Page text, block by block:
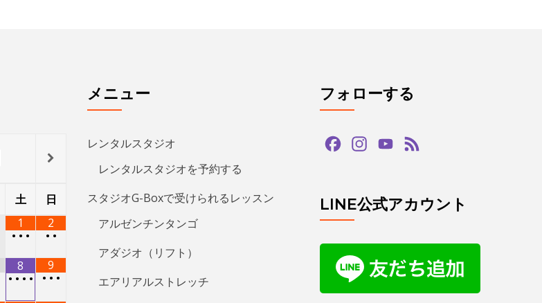
土
日
1
•••
2
••
8
••••
9
•••
メニュー
レンタルスタジオ
レンタルスタジオを予約する
スタジオG-Boxで受けられるレッスン
アルゼンチンタンゴ
アダジオ（リフト）
エアリアルストレッチ
フォローする
FacebookInstagramYouTube
LINE公式アカウント